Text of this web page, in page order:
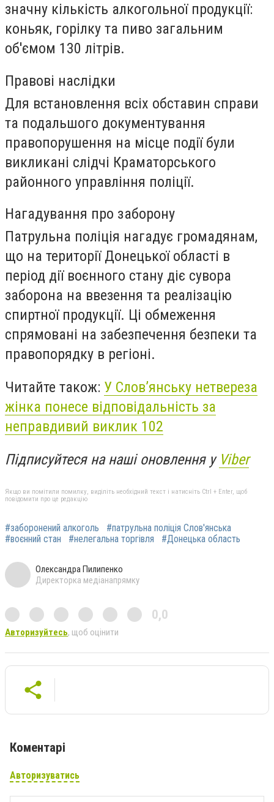
значну кількість алкогольної продукції:
коньяк, горілку та пиво загальним
об'ємом 130 літрів.
Правові наслідки
Для встановлення всіх обставин справи
та подальшого документування
правопорушення на місце події були
викликані слідчі Краматорського
районного управління поліції.
Нагадування про заборону
Патрульна поліція нагадує громадянам,
що на території Донецької області в
період дії воєнного стану діє сувора
заборона на ввезення та реалізацію
спиртної продукції. Ці обмеження
спрямовані на забезпечення безпеки та
правопорядку в регіоні.
Читайте також: У Слов’янську нетвереза
жінка понесе відповідальність за
неправдивий виклик 102
Підписуйтеся на наші оновлення у Viber
Якщо ви помітили помилку, виділіть необхідний текст і натисніть Ctrl + Enter, щоб
повідомити про це редакцію
#заборонений алкоголь
#патрульна поліція Слов'янська
#воєнний стан
#нелегальна торгівля #Донецька область
Олександра Пилипенко
Директорка медіанапрямку
0,0
Авторизуйтесь, щоб оцінити
Коментарі
Авторизуватись